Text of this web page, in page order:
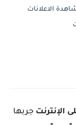
الاعلانات
الإنترنت جربها